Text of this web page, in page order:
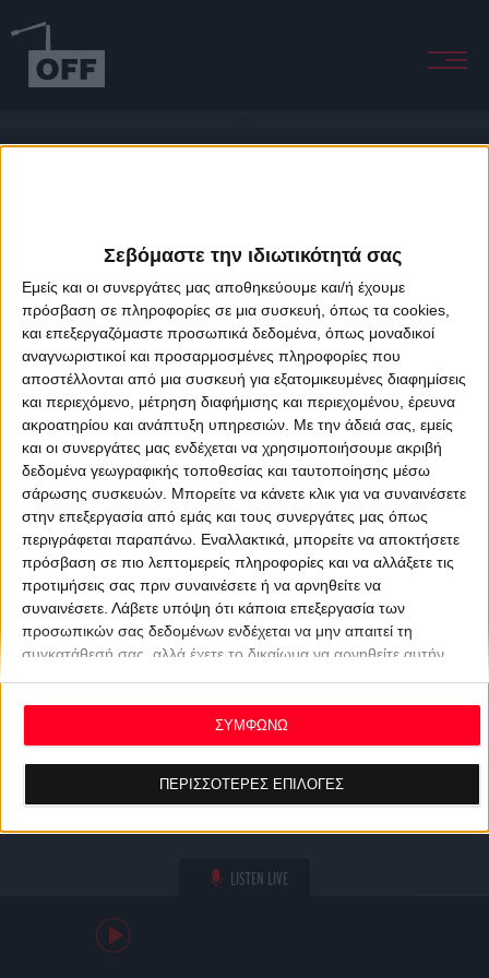
Σεβόμαστε την ιδιωτικότητά σας
Εμείς και οι συνεργάτες μας αποθηκεύουμε και/ή έχουμε
πρόσβαση σε πληροφορίες σε μια συσκευή, όπως τα cookies,
και επεξεργαζόμαστε προσωπικά δεδομένα, όπως μοναδικοί
αναγνωριστικοί και προσαρμοσμένες πληροφορίες που
αποστέλλονται από μια συσκευή για εξατομικευμένες διαφημίσεις
και περιεχόμενο, μέτρηση διαφήμισης και περιεχομένου, έρευνα
ακροατηρίου και ανάπτυξη υπηρεσιών. Με την άδειά σας, εμείς
και οι συνεργάτες μας ενδέχεται να χρησιμοποιήσουμε ακριβή
δεδομένα γεωγραφικής τοποθεσίας και ταυτοποίησης μέσω
σάρωσης συσκευών. Μπορείτε να κάνετε κλικ για να συναινέσετε
στην επεξεργασία από εμάς και τους συνεργάτες μας όπως
περιγράφεται παραπάνω. Εναλλακτικά, μπορείτε να αποκτήσετε
πρόσβαση σε πιο λεπτομερείς πληροφορίες και να αλλάξετε τις
προτιμήσεις σας πριν συναινέσετε ή να αρνηθείτε να
συναινέσετε. Λάβετε υπόψη ότι κάποια επεξεργασία των
προσωπικών σας δεδομένων ενδέχεται να μην απαιτεί τη
συγκατάθεσή σας, αλλά έχετε το δικαίωμα να αρνηθείτε αυτήν
ανακαλέσετε τη συγκατάθεσή σας ανά πάσα στιγμή
επιστρέφοντας σε αυτόν τον ιστότοπο και κάνοντας κλικ στο
κουμπί "Απορρήτου" στο κάτω μέρος της ιστοσελίδας.
ΠΕΡΙΣΣΟΤΕΡΕΣ ΕΠΙΛΟΓΕΣ
ΣΥΜΦΩΝΩ
LISTEN LIVE
About Offradio Business Class Terms & Conditions
Privacy Policy
Designed & developed byporcupine colors&Fotis Alexandrou